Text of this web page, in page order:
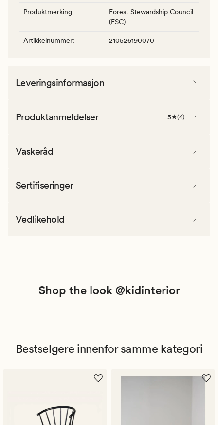
Produktmerking:
Forest Stewardship Council
(FSC)
Artikkelnummer: 210526190070
Leveringsinformasjon
Produktanmeldelser 5 (4)
Vaskeråd
Sertifiseringer
Vedlikehold
Shop the look @kidinterior
Bestselgere innenfor samme kategori